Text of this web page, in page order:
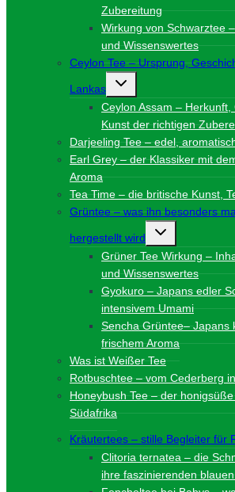
Zubereitung
Wirkung von Schwarztee
und Wissenswertes
Ceylon Tee – Ursprung,
Lankas
Untermenü
umschalten
Ceylon Assam –
Kunst der richtigen
Darjeeling Tee – edel,
Earl Grey – der Klassiker mit
Aroma
Tea Time – die britische Kunst,
Grüntee – was ihn besonders
hergestellt wird
Untermenü
umschalten
Grüner Tee Wirkung –
und Wissenswertes
Gyokuro – Japans edler
intensivem Umami
Sencha Grüntee– Japans
frischem Aroma
Was ist Weißer Tee
Rotbuschtee – vom Cederberg
Honeybush Tee – der
Südafrika
Kräutertees – stille Begleiter für
Clitoria ternatea – die
ihre faszinierenden